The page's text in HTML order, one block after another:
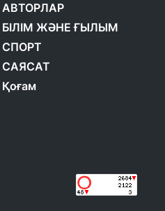
АВТОРЛАР
БІЛІМ ЖӘНЕ ҒЫЛЫМ
СПОРТ
САЯСАТ
Қоғам